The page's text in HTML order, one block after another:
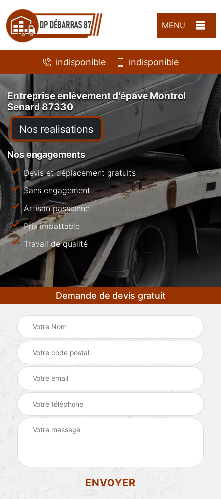
MENU
indisponible indisponible
Entreprise enlèvement d'épave Montrol
Senard 87330
Nos realisations
Nos engagements
Devis et déplacement gratuits
Sans engagement
Artisan passionné
Prix imbattable
Travail de qualité
Demande de devis gratuit